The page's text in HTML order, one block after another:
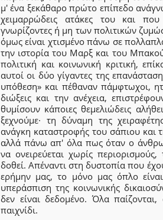
μ' ένα ξεκάθαρο πρώτο επίπεδο
χειμαρρώδεις ατάκες του και
γνωρίζοντες ή μη των πολιτικών
όμως είναι χτισμένο πάνω σε
την ιστορία του Μαρξ και του
πολιτική και κοινωνική κριτική,
αυτοί οι δύο γίγαντες της
υπόθεση» και πέθαναν πάμφτωχοι,
διώξεις και την ανέχεια,
θυμίσουν κάποιες θεμελιώδεις
ξεχνούμε· τη δύναμη της
ανάγκη καταστροφής του σάπιου και
αλλά πάνω απ' όλα πως όταν ο
να ονειρεύεται χωρίς
δοθεί. Απέναντι στη δυστοπία που
ερήμην μας, το μόνο μας όπλο
υπεράσπιση της κοινωνικής
δεν είναι δεδομένο. Όλα
παιχνίδι.